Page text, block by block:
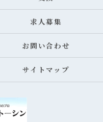
求人募集
お問い合わせ
サイトマップ